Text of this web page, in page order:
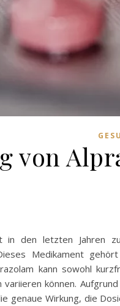
von
in den letzten Jahren
Medikament
kann sowohl
variieren können.
genaue Wirkung, die